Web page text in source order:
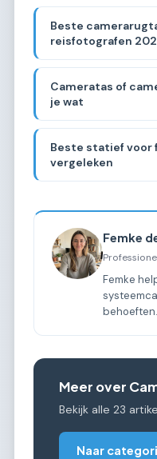
Beste
reisfotografen
Cameratas of
je wat
Beste statief voor
vergeleken
Femke
Femke
behoeften.
Meer over
Bekijk alle 23
Naar